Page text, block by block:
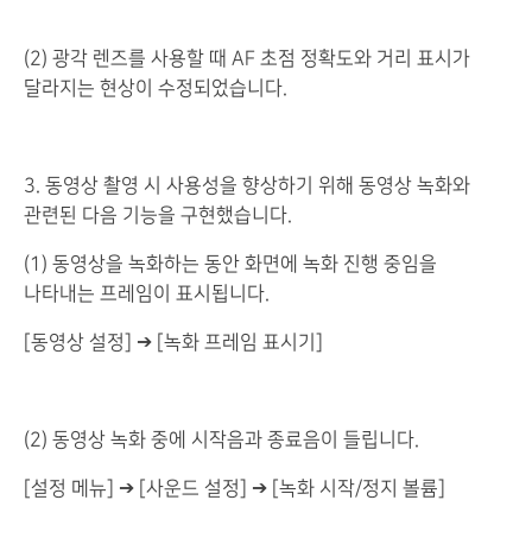
(2) 광각 렌즈를 사용할 때 AF 초점 정확도와 거리 표시가
달라지는 현상이 수정되었습니다.
3. 동영상 촬영 시 사용성을 향상하기 위해 동영상 녹화와
관련된 다음 기능을 구현했습니다.
(1) 동영상을 녹화하는 동안 화면에 녹화 진행 중임을
나타내는 프레임이 표시됩니다.
[동영상 설정] ➔ [녹화 프레임 표시기]
(2) 동영상 녹화 중에 시작음과 종료음이 들립니다.
[설정 메뉴] ➔ [사운드 설정] ➔ [녹화 시작/정지 볼륨]